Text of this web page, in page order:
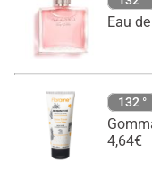
Eau
132 °
4,64€